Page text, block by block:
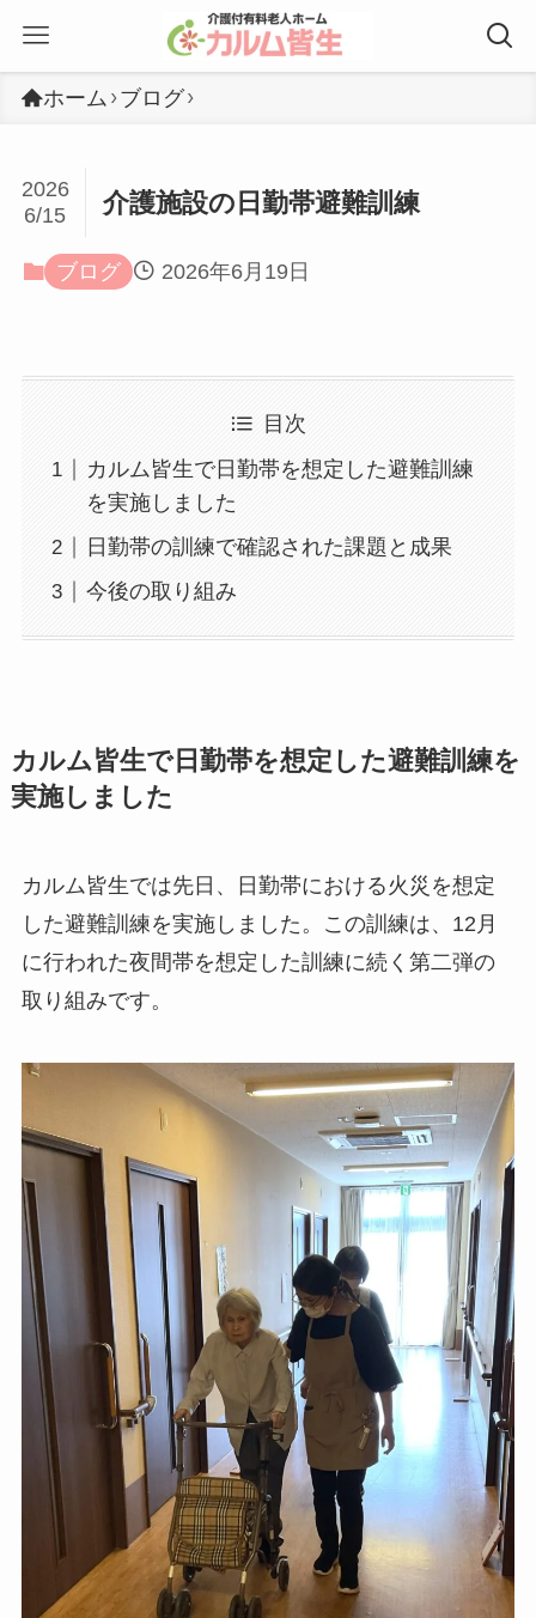
ホーム ブログ
介護施設の日勤帯避難訓練
2026
6/15
ブログ 2026年6月19日
目次
カルム皆生で日勤帯を想定した避難訓練
を実施しました
日勤帯の訓練で確認された課題と成果
今後の取り組み
カルム皆生で日勤帯を想定した避難訓練を
実施しました
カルム皆生では先日、日勤帯における火災を想定
した避難訓練を実施しました。この訓練は、12月
に行われた夜間帯を想定した訓練に続く第二弾の
取り組みです。